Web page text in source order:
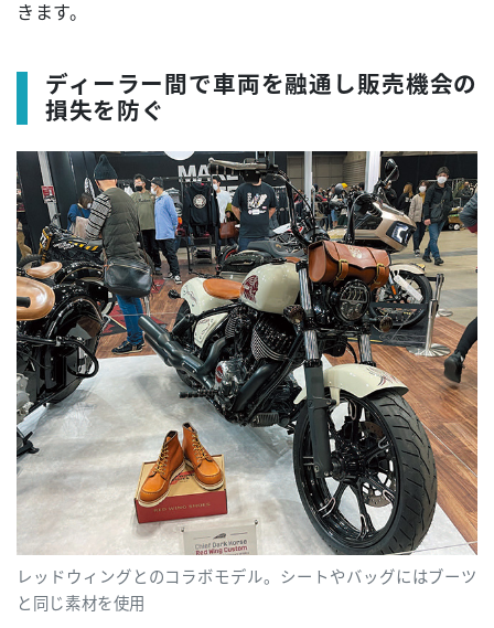
きます。
ディーラー間で車両を融通し販売機会の
損失を防ぐ
レッドウィングとのコラボモデル。シートやバッグにはブーツ
と同じ素材を使用